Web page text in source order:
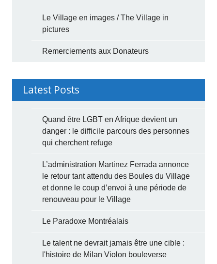
Le Village en images / The Village in
pictures
Remerciements aux Donateurs
Latest Posts
Quand être LGBT en Afrique devient un
danger : le difficile parcours des personnes
qui cherchent refuge
L’administration Martinez Ferrada annonce
le retour tant attendu des Boules du Village
et donne le coup d’envoi à une période de
renouveau pour le Village
Le Paradoxe Montréalais
Le talent ne devrait jamais être une cible :
l'histoire de Milan Violon bouleverse